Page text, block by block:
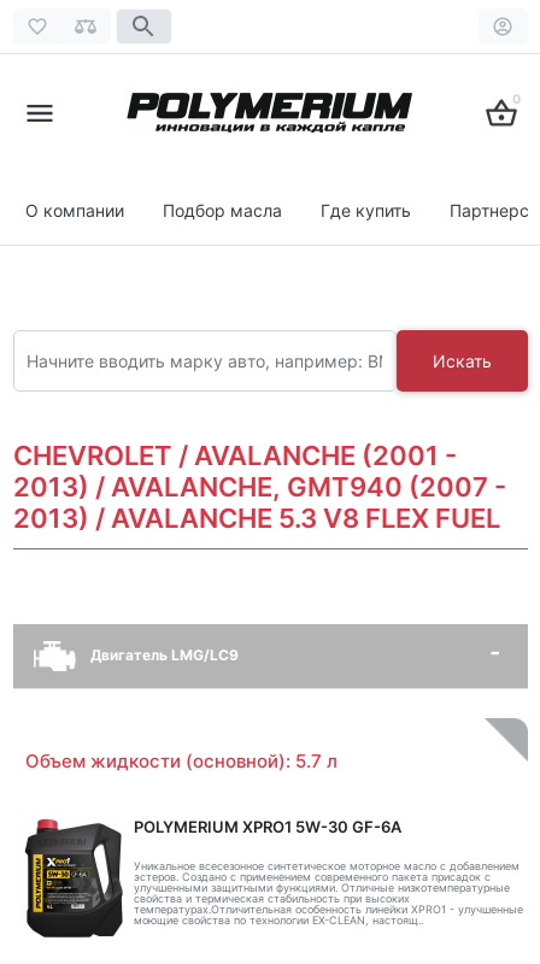
0
О компании Подбор масла Где купить
Искать
CHEVROLET / AVALANCHE (2001 -
2013) / AVALANCHE, GMT940 (2007 -
2013) / AVALANCHE 5.3 V8 FLEX FUEL
Двигатель LMG/LC9
Объем жидкости (основной): 5.7 л
POLYMERIUM XPRO1 5W-30 GF-6A
Уникальное всесезонное синтетическое моторное масло с добавлением
эстеров. Создано с применением современного пакета присадок с
улучшенными защитными функциями. Отличные низкотемпературные
свойства и термическая стабильность при высоких
температурах.Отличительная особенность линейки XPRO1 - улучшенные
моющие свойства по технологии EX-CLEAN, настоящ..